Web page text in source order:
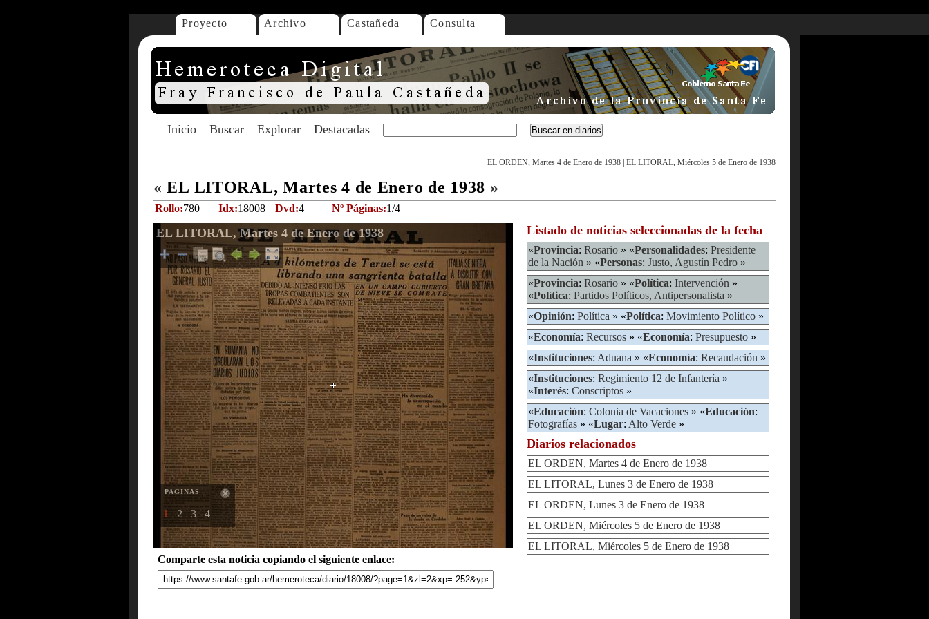
Proyecto Archivo Castañeda Consulta
Inicio Buscar Explorar Destacadas
EL ORDEN, Martes 4 de Enero de 1938 EL LITORAL, Miércoles 5 de Enero de 1938
« EL LITORAL, Martes 4 de Enero de 1938 »
Rollo:780 Idx:18008 Dvd:4 Nº Páginas:1/4
EL LITORAL, Martes 4 de Enero de 1938
PAGINAS
1 2 3 4
Comparte esta noticia copiando el siguiente enlace:
Listado de noticias seleccionadas de la fecha
«Provincia: Rosario » «Personalidades: Presidente
de la Nación » «Personas: Justo, Agustín Pedro »
«Provincia: Rosario » «Política: Intervención »
«Política: Partidos Políticos, Antipersonalista »
«Opinión: Política » «Política: Movimiento Político »
«Economía: Recursos » «Economía: Presupuesto »
«Instituciones: Aduana » «Economía: Recaudación »
«Instituciones: Regimiento 12 de Infantería »
«Interés: Conscriptos »
«Educación: Colonia de Vacaciones » «Educación:
Fotografías » «Lugar: Alto Verde »
Diarios relacionados
EL ORDEN, Martes 4 de Enero de 1938
EL LITORAL, Lunes 3 de Enero de 1938
EL ORDEN, Lunes 3 de Enero de 1938
EL ORDEN, Miércoles 5 de Enero de 1938
EL LITORAL, Miércoles 5 de Enero de 1938